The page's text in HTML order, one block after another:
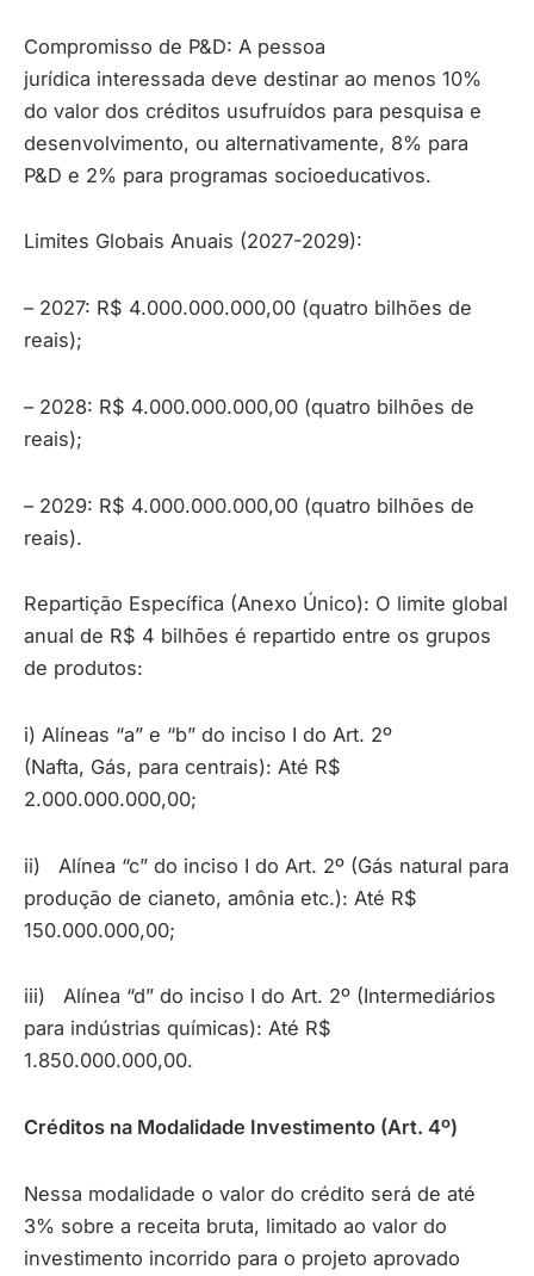
Compromisso de P&D: A pessoa
jurídica interessada deve destinar ao menos 10%
do valor dos créditos usufruídos para pesquisa e
desenvolvimento, ou alternativamente, 8% para
P&D e 2% para programas socioeducativos.
Limites Globais Anuais (2027-2029):
– 2027: R$ 4.000.000.000,00 (quatro bilhões de
reais);
– 2028: R$ 4.000.000.000,00 (quatro bilhões de
reais);
– 2029: R$ 4.000.000.000,00 (quatro bilhões de
reais).
Repartição Específica (Anexo Único): O limite global
anual de R$ 4 bilhões é repartido entre os grupos
de produtos:
i) Alíneas “a” e “b” do inciso I do Art. 2º
(Nafta, Gás, para centrais): Até R$
2.000.000.000,00;
ii) Alínea “c” do inciso I do Art. 2º (Gás natural para
produção de cianeto, amônia etc.): Até R$
150.000.000,00;
iii) Alínea “d” do inciso I do Art. 2º (Intermediários
para indústrias químicas): Até R$
1.850.000.000,00.
Créditos na Modalidade Investimento (Art. 4º)
Nessa modalidade o valor do crédito será de até
3% sobre a receita bruta, limitado ao valor do
investimento incorrido para o projeto aprovado